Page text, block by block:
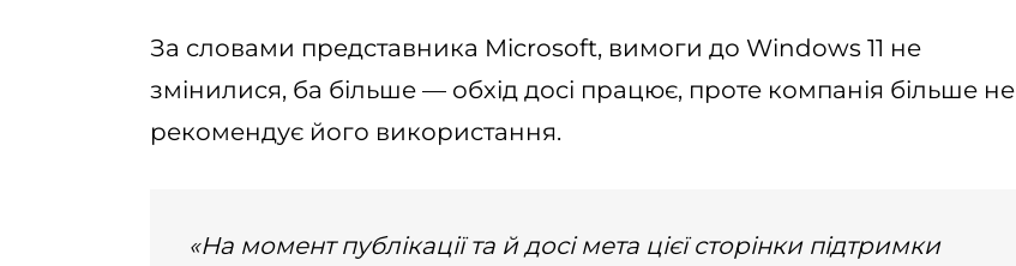
За словами представника Microsoft, вимоги до Windows 11 не
змінилися, ба більше — обхід досі працює, проте компанія більше не
рекомендує його використання.
«На момент публікації та й досі мета цієї сторінки підтримки